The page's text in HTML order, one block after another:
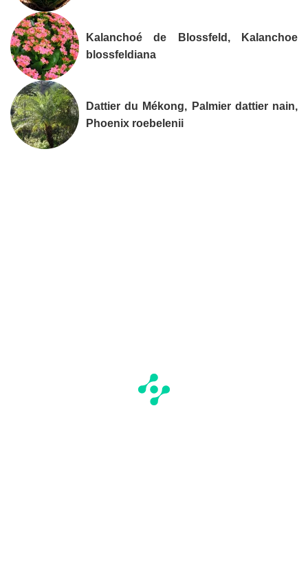
Kalanchoé de Blossfeld, Kalanchoe
blossfeldiana
Dattier du Mékong, Palmier dattier nain,
Phoenix roebelenii